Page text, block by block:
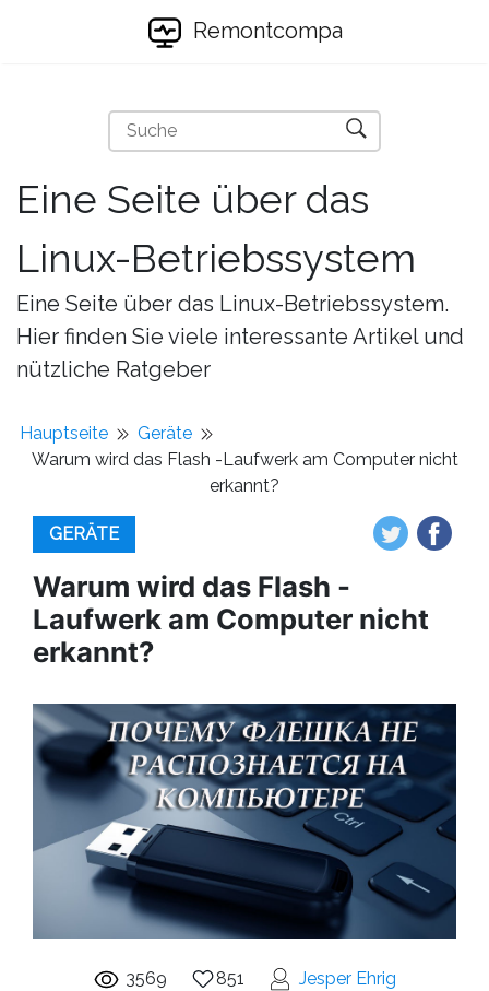
Remontcompa
Eine Seite über das
Linux-Betriebssystem
Eine Seite über das Linux-Betriebssystem.
Hier finden Sie viele interessante Artikel und
nützliche Ratgeber
Hauptseite
Geräte
Warum wird das Flash -Laufwerk am Computer nicht
erkannt?
GERÄTE
Warum wird das Flash -
Laufwerk am Computer nicht
erkannt?
3569 851 Jesper Ehrig